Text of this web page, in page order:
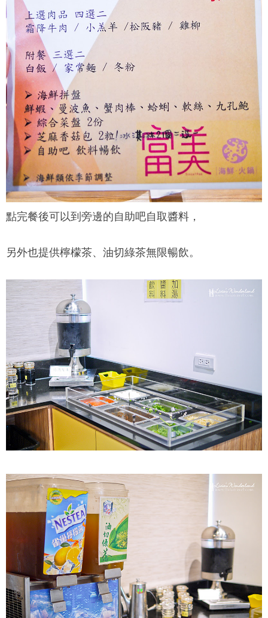
點完餐後可以到旁邊的自助吧自取醬料，
另外也提供檸檬茶、油切綠茶無限暢飲。